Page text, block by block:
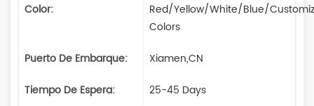
Color:
Red/Yellow/White/Blue/
Colors
Puerto De Embarque:
Xiamen,CN
Tiempo De Espera:
25-45 Days